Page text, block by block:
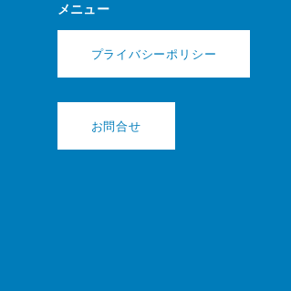
メニュー
プライバシーポリシー
お問合せ